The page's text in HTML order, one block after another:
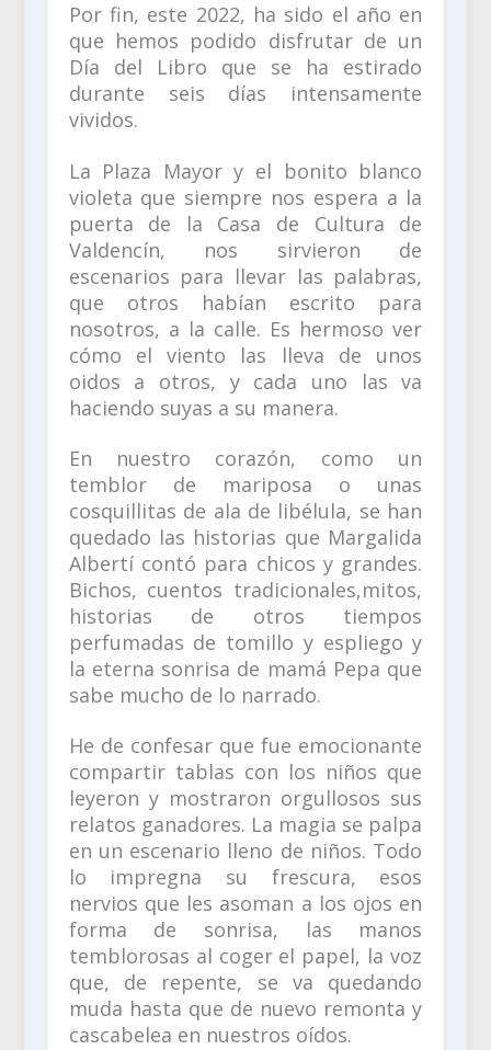
Por fin, este 2022, ha sido el año en
que hemos podido disfrutar de un
Día del Libro que se ha estirado
durante seis días intensamente
vividos.
La Plaza Mayor y el bonito blanco
violeta que siempre nos espera a la
puerta de la Casa de Cultura de
Valdencín, nos sirvieron de
escenarios para llevar las palabras,
que otros habían escrito para
nosotros, a la calle. Es hermoso ver
cómo el viento las lleva de unos
oidos a otros, y cada uno las va
haciendo suyas a su manera.
En nuestro corazón, como un
temblor de mariposa o unas
cosquillitas de ala de libélula, se han
quedado las historias que Margalida
Albertí contó para chicos y grandes.
Bichos, cuentos tradicionales,mitos,
historias de otros tiempos
perfumadas de tomillo y espliego y
la eterna sonrisa de mamá Pepa que
sabe mucho de lo narrado.
He de confesar que fue emocionante
compartir tablas con los niños que
leyeron y mostraron orgullosos sus
relatos ganadores. La magia se palpa
en un escenario lleno de niños. Todo
lo impregna su frescura, esos
nervios que les asoman a los ojos en
forma de sonrisa, las manos
temblorosas al coger el papel, la voz
que, de repente, se va quedando
muda hasta que de nuevo remonta y
cascabelea en nuestros oídos.